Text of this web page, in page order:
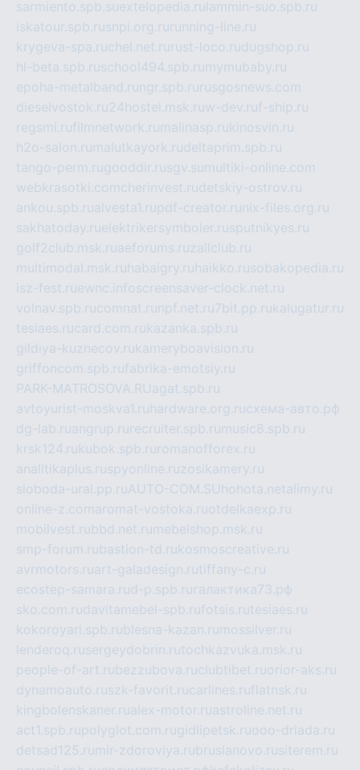
sarmiento.spb.suextelopedia.ru lammin-suo.spb.ru
iskatour.spb.rusnpi.org.ru running-line.ru
krygeva-spa.ruchel.net.ru rust-loco.rudugshop.ru
hl-beta.spb.ruschool494.spb.ru mymubaby.ru
epoha-metalband.ru ngr.spb.ru rusgosnews.com
dieselvostok.ru24hostel.msk.ruw-dev.ruf-ship.ru
regsmi.rufilmnetwork.ru malinasp.rukinosvin.ru
h2o-salon.ru malutkayork.rudeltaprim.spb.ru
tango-perm.rugooddir.rusgv.su multiki-online.com
webkrasotki.comcherinvest.rudetskiy-ostrov.ru
ankou.spb.rualvesta1.rupdf-creator.ru nix-files.org.ru
sakhatoday.ruelektrikersymboler.rusputnikyes.ru
golf2club.msk.ruaeforums.ruzallclub.ru
multimodal.msk.ru habaigry.ru haikko.rusobakopedia.ru
isz-fest.ruewnc.infoscreensaver-clock.net.ru
volnav.spb.rucomnat.ru npf.net.ru7bit.pp.rukalugatur.ru
tesiaes.rucard.com.rukazanka.spb.ru
gildiya-kuznecov.rukameryboavision.ru
griffoncom.spb.rufabrika-emotsiy.ru
PARK-MATROSOVA.RUagat.spb.ru
avtoyurist-moskva1.ru hardware.org.ruсхема-авто.рф
dg-lab.ruangrup.ru recruiter.spb.ru music8.spb.ru
krsk124.rukubok.spb.ru romanofforex.ru
analitikaplus.ruspyonline.ruzosikamery.ru
sloboda-ural.pp.ruAUTO-COM.SU hohota.netalimy.ru
online-z.comaromat-vostoka.ruotdelkaexp.ru
mobilvest.rubbd.net.ru mebelshop.msk.ru
smp-forum.rubastion-td.rukosmoscreative.ru
avrmotors.ruart-galadesign.rutiffany-c.ru
ecostep-samara.rud-p.spb.ru галактика73.рф
sko.com.rudavitamebel-spb.rufotsis.rutesiaes.ru
kokoroyari.spb.rublesna-kazan.ru mossilver.ru
lenderoq.rusergeydobrin.rutochkazvuka.msk.ru
people-of-art.rubezzubova.ruclubtibet.ruorior-aks.ru
dynamoauto.ruszk-favorit.rucarlines.ruflatnsk.ru
kingbolenskaner.rualex-motor.ruastroline.net.ru
act1.spb.rupolyglot.com.rugidlipetsk.ruooo-driada.ru
detsad125.ru mir-zdoroviya.rubruslanovo.rusiterem.ru